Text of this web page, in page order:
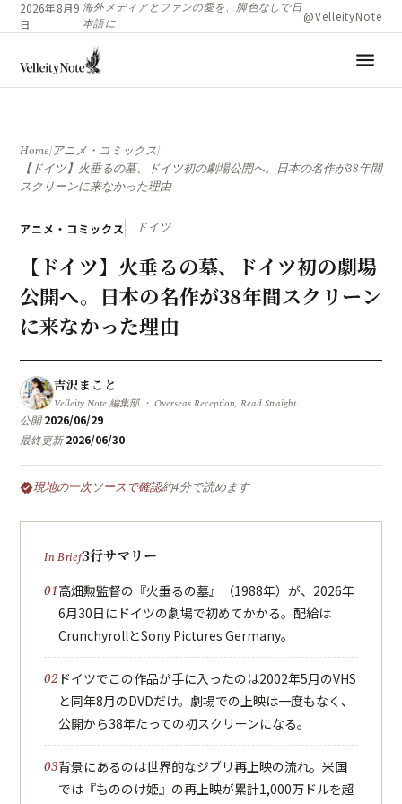
2026年8月9
日
海外メディアとファンの愛を、脚色なしで日
本語に
@VelleityNote
menu
Home/アニメ・コミックス/
【ドイツ】火垂るの墓、ドイツ初の劇場公開へ。日本の名作が38年間
スクリーンに来なかった理由
アニメ・コミックス ドイツ
【ドイツ】火垂るの墓、ドイツ初の劇場
公開へ。日本の名作が38年間スクリーン
に来なかった理由
吉沢まこと
Velleity Note 編集部 ・ Overseas Reception, Read Straight
公開2026/06/29
最終更新2026/06/30
verified現地の一次ソースで確認約4分で読めます
3行サマリー
高畑勲監督の『火垂るの墓』（1988年）が、2026年
6月30日にドイツの劇場で初めてかかる。配給は
CrunchyrollとSony Pictures Germany。
ドイツでこの作品が手に入ったのは2002年5月のVHS
と同年8月のDVDだけ。劇場での上映は一度もなく、
公開から38年たっての初スクリーンになる。
背景にあるのは世界的なジブリ再上映の流れ。米国
では『もののけ姫』の再上映が累計1,000万ドルを超